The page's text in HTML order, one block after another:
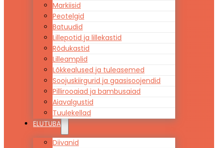
Markiisid
Peotelgid
Batuudid
Lillepotid ja lillekastid
Rõdukastid
Lilleamplid
Lõkkealused ja tuleasemed
Soojuskiirgurid ja gaasisoojendid
Pillirooaiad ja bambusaiad
Aiavalgustid
Tuulekellad
ELUTUBA
Diivanid